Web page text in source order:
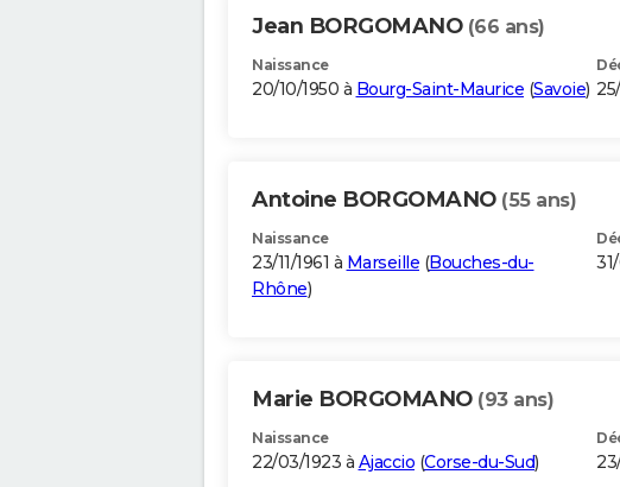
Jean BORGOMANO (66 ans)
Naissance
20/10/1950 à Bourg-Saint-Maurice (Savoie)
Antoine BORGOMANO (55 ans)
Naissance
23/11/1961 à Marseille (Bouches-du-
Rhône)
Marie BORGOMANO (93 ans)
Naissance
22/03/1923 à Ajaccio (Corse-du-Sud)